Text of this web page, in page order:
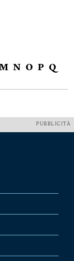
N O P Q
PUBBLICITÀ